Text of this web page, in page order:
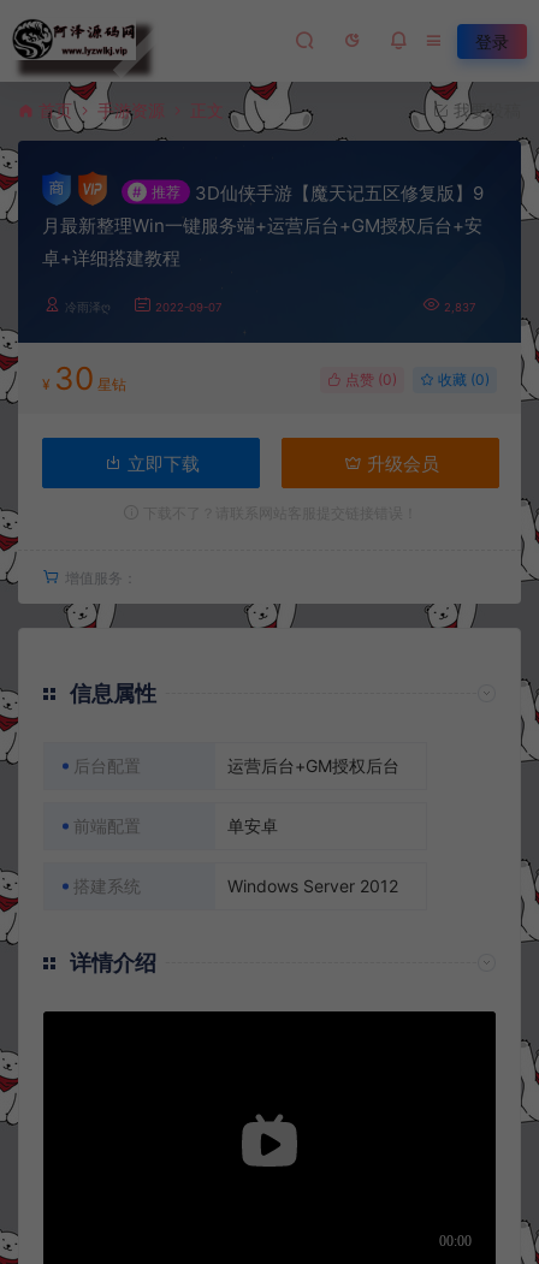
登录
首页 手游资源 正文 我要投稿
# 推荐
3D仙侠手游【魔天记五区修复版】9
月最新整理Win一键服务端+运营后台+GM授权后台+安
卓+详细搭建教程
冷雨泽ღ 2022-09-07 2,837
¥ 30 星钻 点赞 (0) 收藏 (0)
立即下载 升级会员
增值服务：
信息属性
后台配置 运营后台+GM授权后台
前端配置 单安卓
搭建系统 Windows Server 2012
详情介绍